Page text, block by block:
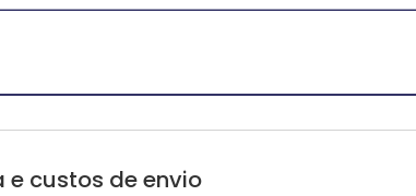
e custos de envio